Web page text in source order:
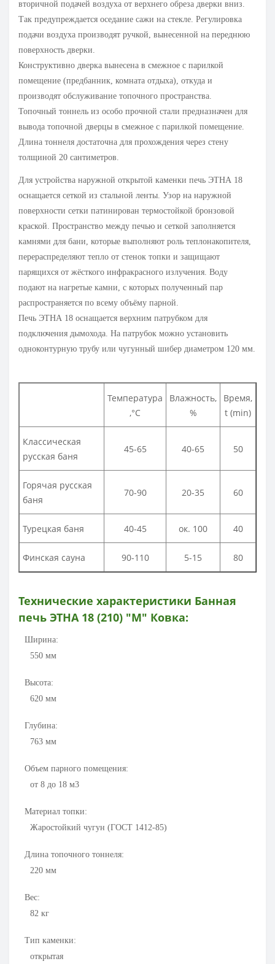
вторичной подачей воздуха от верхнего обреза дверки вниз.
Так предупреждается оседание сажи на стекле. Регулировка
подачи воздуха производят ручкой, вынесенной на переднюю
поверхность дверки.
Конструктивно дверка вынесена в смежное с парилкой
помещение (предбанник, комната отдыха), откуда и
производят обслуживание топочного пространства.
Топочный тоннель из особо прочной стали предназначен для
вывода топочной дверцы в смежное с парилкой помещение.
Длина тоннеля достаточна для прохождения через стену
толщиной 20 сантиметров.
Для устройства наружной открытой каменки печь ЭТНА 18
оснащается сеткой из стальной ленты. Узор на наружной
поверхности сетки патинирован термостойкой бронзовой
краской. Пространство между печью и сеткой заполняется
камнями для бани, которые выполняют роль теплонакопителя,
перераспределяют тепло от стенок топки и защищают
парящихся от жёсткого инфракрасного излучения. Воду
подают на нагретые камни, с которых полученный пар
распространяется по всему объёму парной.
Печь ЭТНА 18 оснащается верхним патрубком для
подключения дымохода. На патрубок можно установить
одноконтурную трубу или чугунный шибер диаметром 120 мм.
Температура
,°С
Влажность,
%
Время,
t (min)
Классическая
русская баня
45-65 40-65 50
Горячая русская
баня
70-90 20-35 60
Турецкая баня 40-45 ок. 100 40
Финская сауна 90-110 5-15 80
Технические характеристики Банная
печь ЭТНА 18 (210) "М" Ковка:
Ширина:
550 мм
Высота:
620 мм
Глубина:
763 мм
Объем парного помещения:
от 8 до 18 м3
Материал топки:
Жаростойкий чугун (ГОСТ 1412-85)
Длина топочного тоннеля:
220 мм
Вес:
82 кг
Тип каменки:
открытая